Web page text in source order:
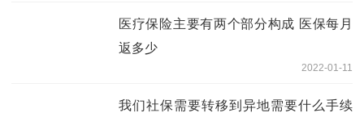
医疗保险主要有两个部分构成 医保每月
返多少
2022-01-11
我们社保需要转移到异地需要什么手续